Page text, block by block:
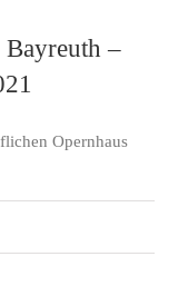
–
Opernhaus